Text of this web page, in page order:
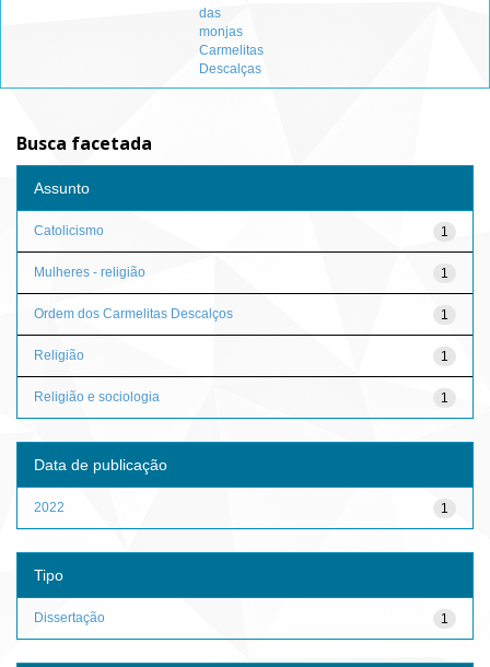
das
monjas
Carmelitas
Descalças
Busca facetada
Assunto
1
Catolicismo
1
Mulheres - religião
1
Ordem dos Carmelitas Descalços
1
Religião
1
Religião e sociologia
Data de publicação
1
2022
Tipo
1
Dissertação